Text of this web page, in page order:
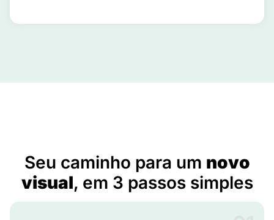
Seu caminho para um novo
visual, em 3 passos simples